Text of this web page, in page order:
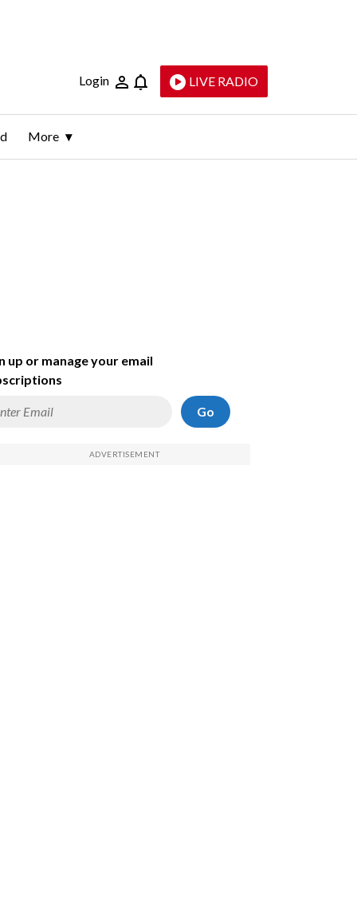
Login LIVE RADIO
More
up or manage your email
Go